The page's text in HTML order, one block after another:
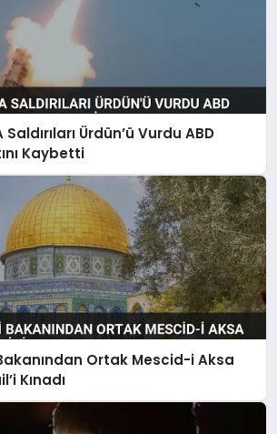
Ürdün’ü Vurdu ABD
Kaybetti
Ortak Mescid-i Aksa
Kınadı